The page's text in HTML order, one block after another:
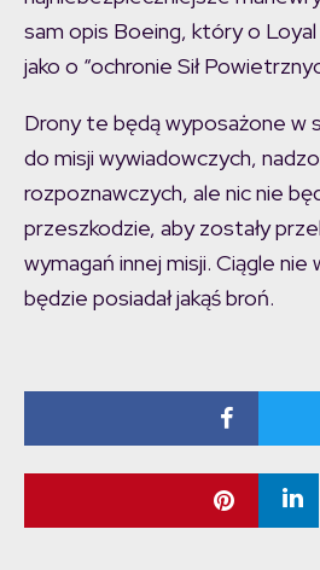
sam opis Boeing, który o Loyal
jako o “ochronie Sił
Drony te będą wyposażone w
do misji wywiadowczych,
rozpoznawczych, ale nic nie
przeszkodzie, aby zostały
wymagań innej misji. Ciągle
będzie posiadał jakąś broń.